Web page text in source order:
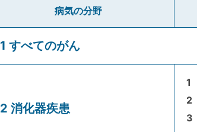
病気の分野
1 すべてのがん
2 消化器疾患